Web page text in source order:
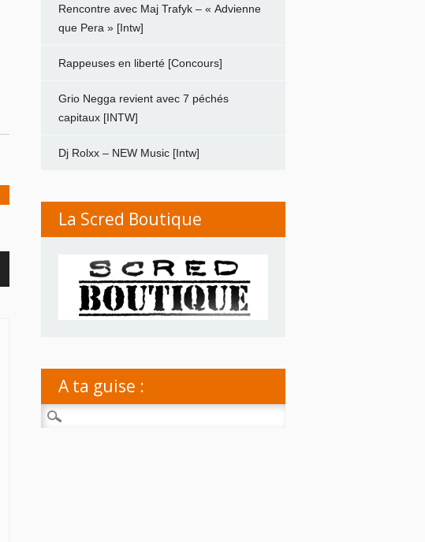
Rencontre avec Maj Trafyk – « Advienne
que Pera » [Intw]
Rappeuses en liberté [Concours]
Grio Negga revient avec 7 péchés
capitaux [INTW]
Dj Rolxx – NEW Music [Intw]
La Scred Boutique
A ta guise :
Rechercher :